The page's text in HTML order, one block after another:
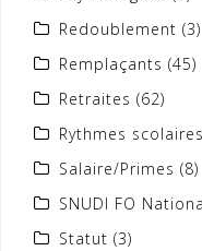
Redoublement (3)
Remplaçants (45)
Retraites (62)
Rythmes scolaires
Salaire/Primes (8)
SNUDI FO
Statut (3)